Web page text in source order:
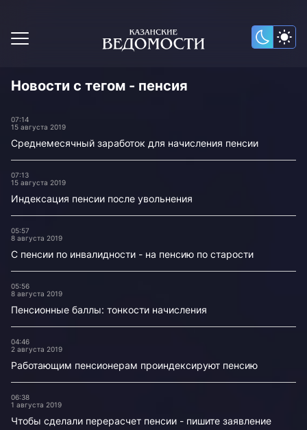
Новости с тегом - пенсия
07:14
15 августа 2019
Среднемесячный заработок для начисления пенсии
07:13
15 августа 2019
Индексация пенсии после увольнения
05:57
8 августа 2019
С пенсии по инвалидности - на пенсию по старости
05:56
8 августа 2019
Пенсионные баллы: тонкости начисления
04:46
2 августа 2019
Работающим пенсионерам проиндексируют пенсию
06:38
1 августа 2019
Чтобы сделали перерасчет пенсии - пишите заявление